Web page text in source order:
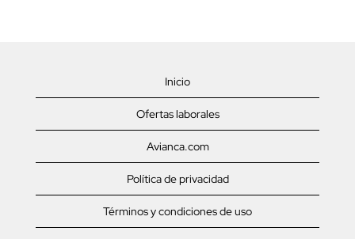
Inicio
Ofertas laborales
Avianca.com
Política de privacidad
Términos y condiciones de uso